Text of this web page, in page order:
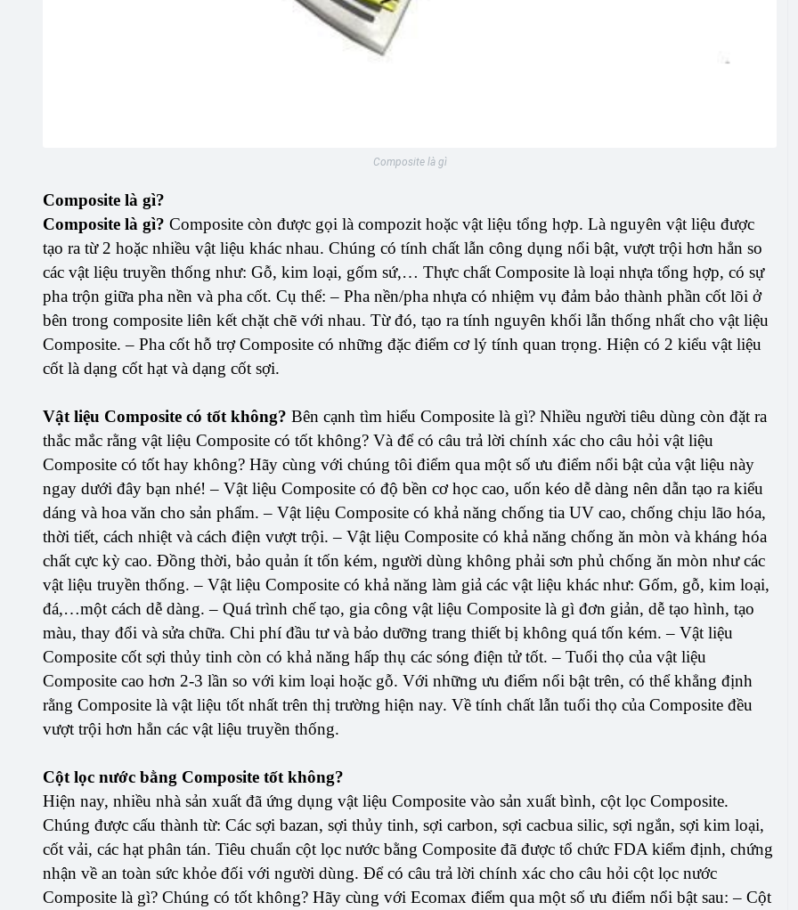
Composite là gì
Composite là gì?
Composite là gì? Composite còn được gọi là compozit hoặc vật liệu tổng hợp. Là nguyên vật liệu được
tạo ra từ 2 hoặc nhiều vật liệu khác nhau. Chúng có tính chất lẫn công dụng nổi bật, vượt trội hơn hẳn so
các vật liệu truyền thống như: Gỗ, kim loại, gốm sứ,… Thực chất Composite là loại nhựa tổng hợp, có sự
pha trộn giữa pha nền và pha cốt. Cụ thể: – Pha nền/pha nhựa có nhiệm vụ đảm bảo thành phần cốt lõi ở
bên trong composite liên kết chặt chẽ với nhau. Từ đó, tạo ra tính nguyên khối lẫn thống nhất cho vật liệu
Composite. – Pha cốt hỗ trợ Composite có những đặc điểm cơ lý tính quan trọng. Hiện có 2 kiểu vật liệu
cốt là dạng cốt hạt và dạng cốt sợi.
Vật liệu Composite có tốt không? Bên cạnh tìm hiểu Composite là gì? Nhiều người tiêu dùng còn đặt ra
thắc mắc rằng vật liệu Composite có tốt không? Và để có câu trả lời chính xác cho câu hỏi vật liệu
Composite có tốt hay không? Hãy cùng với chúng tôi điểm qua một số ưu điểm nổi bật của vật liệu này
ngay dưới đây bạn nhé! – Vật liệu Composite có độ bền cơ học cao, uốn kéo dễ dàng nên dẫn tạo ra kiểu
dáng và hoa văn cho sản phẩm. – Vật liệu Composite có khả năng chống tia UV cao, chống chịu lão hóa,
thời tiết, cách nhiệt và cách điện vượt trội. – Vật liệu Composite có khả năng chống ăn mòn và kháng hóa
chất cực kỳ cao. Đồng thời, bảo quản ít tốn kém, người dùng không phải sơn phủ chống ăn mòn như các
vật liệu truyền thống. – Vật liệu Composite có khả năng làm giả các vật liệu khác như: Gốm, gỗ, kim loại,
đá,…một cách dễ dàng. – Quá trình chế tạo, gia công vật liệu Composite là gì đơn giản, dễ tạo hình, tạo
màu, thay đổi và sửa chữa. Chi phí đầu tư và bảo dưỡng trang thiết bị không quá tốn kém. – Vật liệu
Composite cốt sợi thủy tinh còn có khả năng hấp thụ các sóng điện tử tốt. – Tuổi thọ của vật liệu
Composite cao hơn 2-3 lần so với kim loại hoặc gỗ. Với những ưu điểm nổi bật trên, có thể khẳng định
rằng Composite là vật liệu tốt nhất trên thị trường hiện nay. Về tính chất lẫn tuổi thọ của Composite đều
vượt trội hơn hẳn các vật liệu truyền thống.
Cột lọc nước bằng Composite tốt không?
Hiện nay, nhiều nhà sản xuất đã ứng dụng vật liệu Composite vào sản xuất bình, cột lọc Composite.
Chúng được cấu thành từ: Các sợi bazan, sợi thủy tinh, sợi carbon, sợi cacbua silic, sợi ngắn, sợi kim loại,
cốt vải, các hạt phân tán. Tiêu chuẩn cột lọc nước bằng Composite đã được tổ chức FDA kiểm định, chứng
nhận về an toàn sức khỏe đối với người dùng. Để có câu trả lời chính xác cho câu hỏi cột lọc nước
Composite là gì? Chúng có tốt không? Hãy cùng với Ecomax điểm qua một số ưu điểm nổi bật sau: – Cột